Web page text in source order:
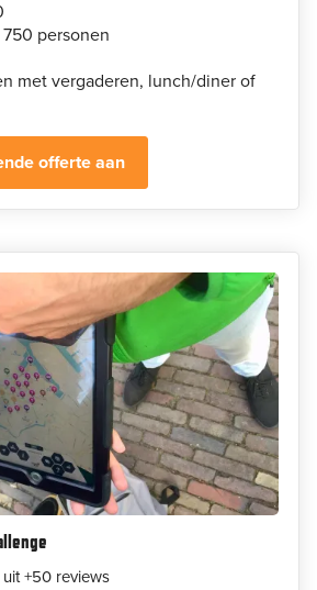
personen
met vergaderen, lunch/diner of
offerte aan
uit +50 reviews